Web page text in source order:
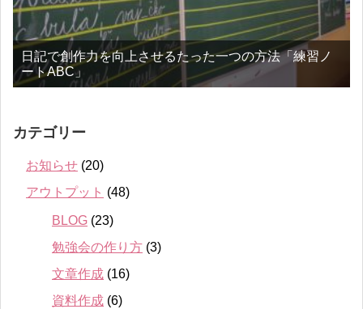
日記で創作力を向上させるたった一つの方法「練習ノ
ートABC」
カテゴリー
お知らせ (20)
アウトプット (48)
BLOG (23)
勉強会の作り方 (3)
文章作成 (16)
資料作成 (6)